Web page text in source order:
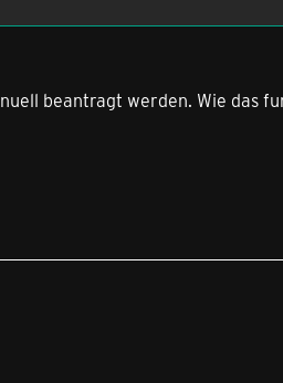
beantragt werden. Wie das